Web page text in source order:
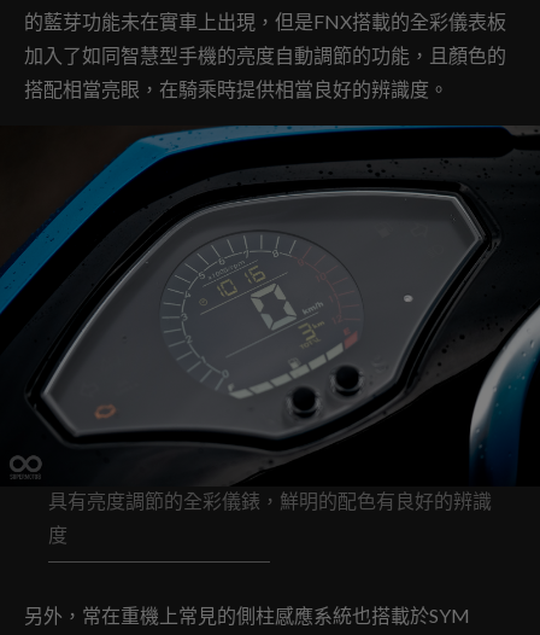
的藍芽功能未在實車上出現，但是FNX搭載的全彩儀表板
加入了如同智慧型手機的亮度自動調節的功能，且顏色的
搭配相當亮眼，在騎乘時提供相當良好的辨識度。
具有亮度調節的全彩儀錶，鮮明的配色有良好的辨識
度
另外，常在重機上常見的側柱感應系統也搭載於SYM